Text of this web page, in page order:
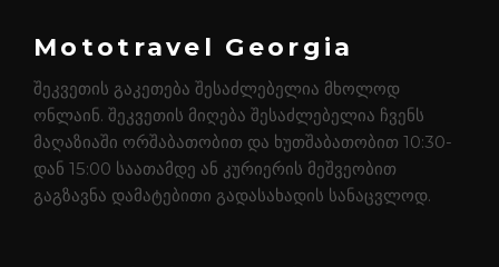
Mototravel Georgia
შეკვეთის გაკეთება შესაძლებელია მხოლოდ
ონლაინ. შეკვეთის მიღება შესაძლებელია ჩვენს
მაღაზიაში ორშაბათობით და ხუთშაბათობით 10:30-
დან 15:00 საათამდე ან კურიერის მეშვეობით
გაგზავნა დამატებითი გადასახადის სანაცვლოდ.